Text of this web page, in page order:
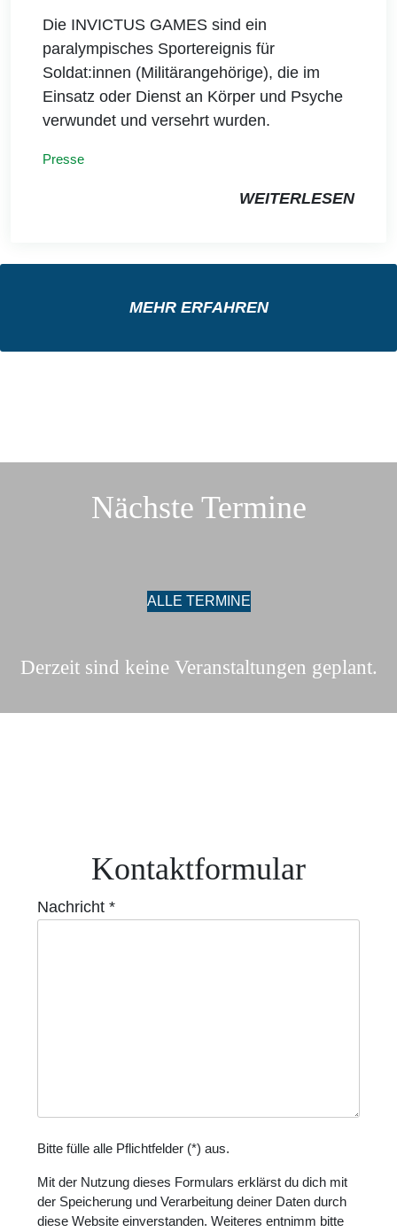
Die INVICTUS GAMES sind ein
paralympisches Sportereignis für
Soldat:innen (Militärangehörige), die im
Einsatz oder Dienst an Körper und Psyche
verwundet und versehrt wurden.
Presse
WEITERLESEN
MEHR ERFAHREN
Nächste Termine
ALLE TERMINE
Derzeit sind keine Veranstaltungen geplant.
Kontaktformular
Nachricht *
Bitte fülle alle Pflichtfelder (*) aus.
Mit der Nutzung dieses Formulars erklärst du dich mit
der Speicherung und Verarbeitung deiner Daten durch
diese Website einverstanden. Weiteres entnimm bitte